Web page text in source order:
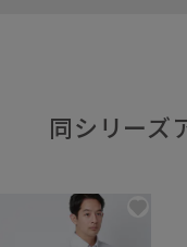
同シリーズ